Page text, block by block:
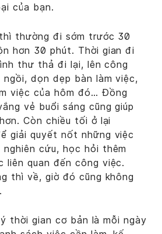
của bạn.
thường đi sớm trước 30
hơn 30 phút. Thời gian đi
thư thả đi lại, lên công
dọn dẹp bàn làm việc,
việc của hôm đó… Đồng
vẻ buổi sáng cũng giúp
Còn chiều tối ở lại
giải quyết nốt những việc
cứu, học hỏi thêm
liên quan đến công việc.
thì về, giờ đó cũng không
thời gian cơ bản là mỗi ngày